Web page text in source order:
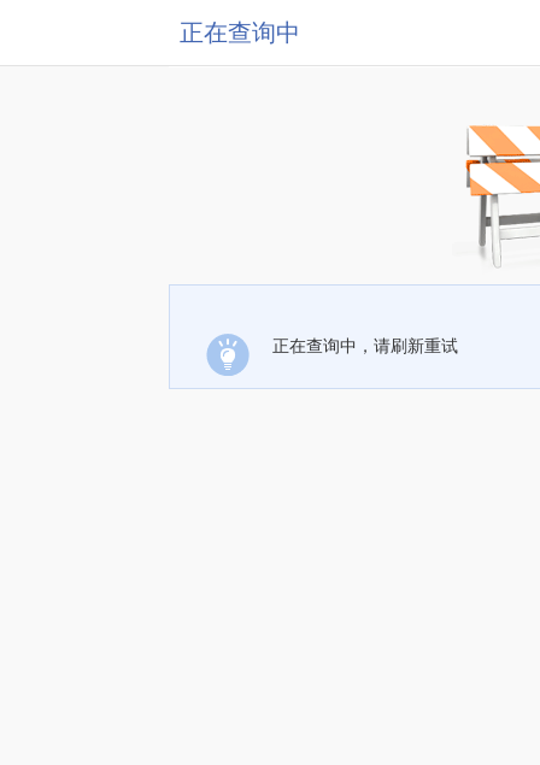
正在查询中
正在查询中，请刷新重试